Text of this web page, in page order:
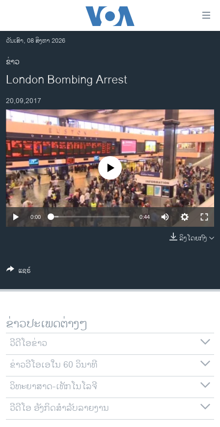
ເຂົ້າ
ຫາ
ຂ້າມ
ຂ້າມ
ໄປ
ຫາ
ຄົ້ນ
ອາເມຣິກາ
ການເລືອກຕັ້ງ ປະທານາທີບໍດີ ສະຫະລັດ 2024
ຂ່າວ​ຈີນ
ໂລກ
ເອເຊຍ
ອິດສະຫຼະພາບດ້ານການຂ່າວ
ຊີວິດຊາວລາວ
ຊຸມຊົນຊາວລາວ
ວິທະຍາສາດ-ເທັກໂນໂລຈີ
ພາສາອັງກິດ
ລາຍການກະຈາຍສຽງ
ລາຍງານ
ຕິດຕາມພວກເຮົາ ທີ່
ພາສາຕ່າງໆ
ວັນເສົາ, 08 ສິງຫາ 2026
ຂ່າວ
London Bombing Arrest
20,09,2017
No media source currently available
0:00 0:44
ລິງໂດຍກົງ
ແຊຣ໌
ຂ່າວປະເພດຕ່າງໆ
ວີດີໂອຂ່າວ
ຂ່າວວີໂອເອໃນ 60 ວິນາທີ
ວິທະຍາສາດ-ເທັກໂນໂລຈີ
ວີດີໂອ ອັງກິດສຳລັບລາຍງານ